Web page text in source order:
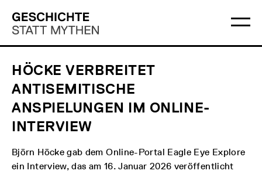
zum
Inhalt
Geschichte
Statt
Mythen
HÖCKE VERBREITET
ANTISEMITISCHE
ANSPIELUNGEN IM ONLINE-
INTERVIEW
Björn Höcke gab dem Online-Portal Eagle Eye Explore
ein Interview, das am 16. Januar 2026 veröffentlicht